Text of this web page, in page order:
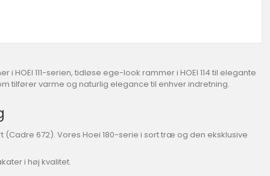
111-serien, tidløse ege-look rammer i HOEI 114 til elegante
tilfører varme og naturlig elegance til enhver indretning.
672). Vores Hoei 180-serie i sort træ og den eksklusive
i høj kvalitet.